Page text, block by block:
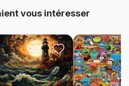
vous intéresser